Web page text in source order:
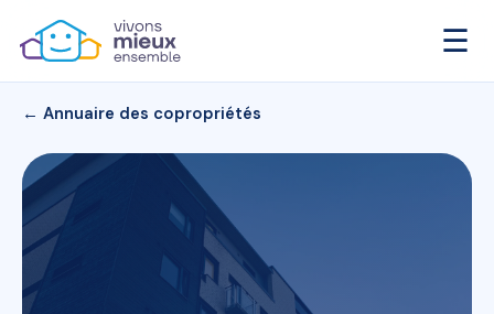
☰
← Annuaire des copropriétés